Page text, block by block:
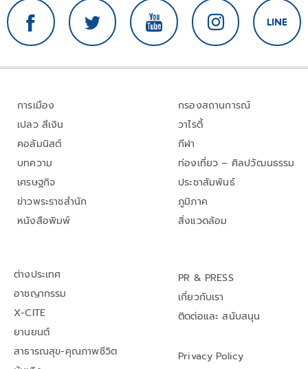
การเมือง
เปลว สีเงิน
คอลัมนิสต์
บทความ
เศรษฐกิจ
ข่าวพระราชสำนัก
หนังสือพิมพ์
กรองสถานการณ์
วาไรตี้
กีฬา
ท่องเที่ยว – ศิลปวัฒนธรรม
ประชาสัมพันธ์
ภูมิภาค
สิ่งแวดล้อม
ต่างประเทศ
อาชญากรรม
X-CITE
ยานยนต์
สาธารณสุข-คุณภาพชีวิต
PR & PRESS
เกี่ยวกับเรา
ติดต่อและ สนับสนุน
Privacy Policy